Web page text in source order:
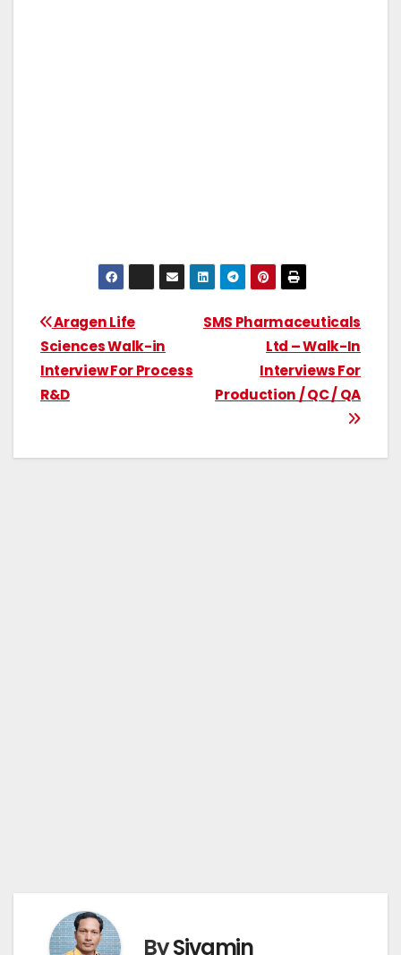
SMS Pharmaceuticals
Ltd – Walk-In
Interviews For
Production / QC / QA
Aragen Life
Sciences Walk-in
Interview For Process
R&D
BySivamin